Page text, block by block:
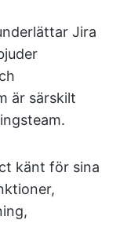
Jira
är särskilt
känt för sina